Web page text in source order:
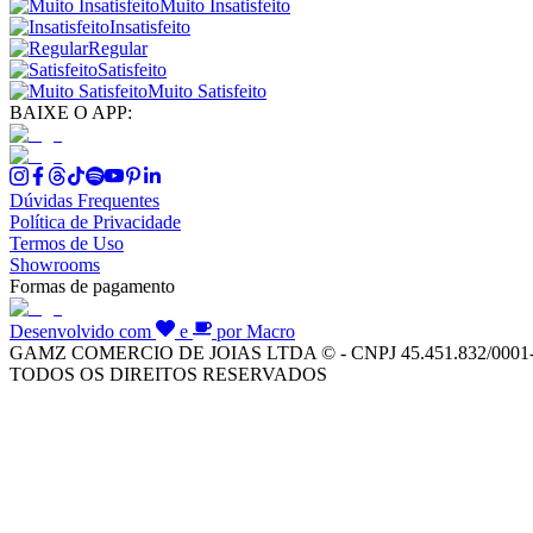
Muito Insatisfeito
Insatisfeito
Regular
Satisfeito
Muito Satisfeito
BAIXE O APP:
Dúvidas Frequentes
Política de Privacidade
Termos de Uso
Showrooms
Formas de pagamento
Desenvolvido com e
por Macro
GAMZ COMERCIO DE JOIAS LTDA © - CNPJ 45.451.832/
TODOS OS DIREITOS RESERVADOS